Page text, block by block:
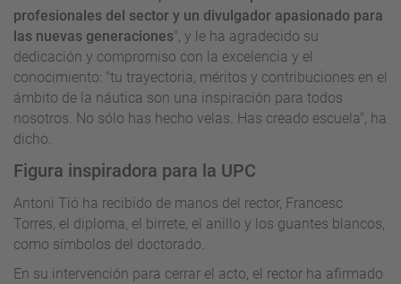
profesionales del sector y un divulgador apasionado para
las nuevas generaciones", y le ha agradecido su
dedicación y compromiso con la excelencia y el
conocimiento: "tu trayectoria, méritos y contribuciones en el
ámbito de la náutica son una inspiración para todos
nosotros. No sólo has hecho velas. Has creado escuela", ha
dicho.
Figura inspiradora para la UPC
Antoni Tió ha recibido de manos del rector, Francesc
Torres, el diploma, el birrete, el anillo y los guantes blancos,
como símbolos del doctorado.
En su intervención para cerrar el acto, el rector ha afirmado